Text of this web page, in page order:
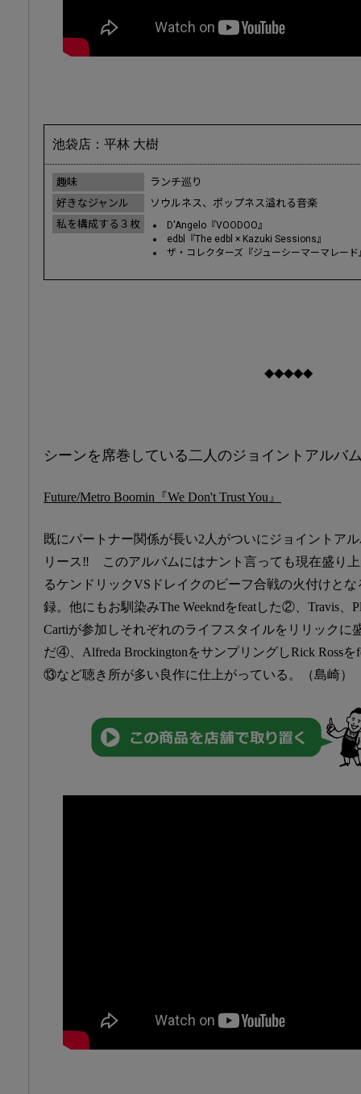
池袋店：平林 大樹
趣味
ランチ巡り
好きなジャンル
ソウルネス、ポップネス溢れる音楽
私を構成する３枚
D'Angelo『VOODOO』
edbl『The edbl × Kazuki Sessions』
ザ・コレクターズ『ジューシーマーマレード
◆◆◆◆◆
シーンを席巻している二人のジョイントアルバ
Future/Metro Boomin『We Don't Trust You』
既にパートナー関係が長い2人がついにジョイントア
リース‼ このアルバムにはナント言っても現在盛り
るケンドリックVSドレイクのビーフ合戦の火付けと
録。他にもお馴染みThe Weekndをfeatした②、Travis、
Cartiが参加しそれぞれのライフスタイルをリリックに
だ④、Alfreda BrockingtonをサンプリングしRick Rossを
⑬など聴き所が多い良作に仕上がっている。（島崎）